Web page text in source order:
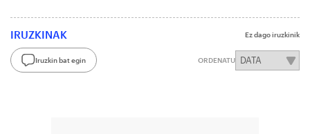
IRUZKINAK Ez dago iruzkinik
Iruzkin bat egin ORDENATU